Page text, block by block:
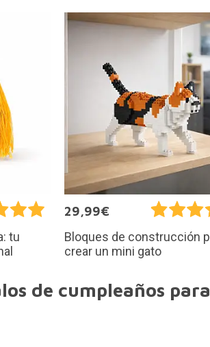
tu
29,99€
Bloques de construcción
crear un mini gato
de cumpleaños